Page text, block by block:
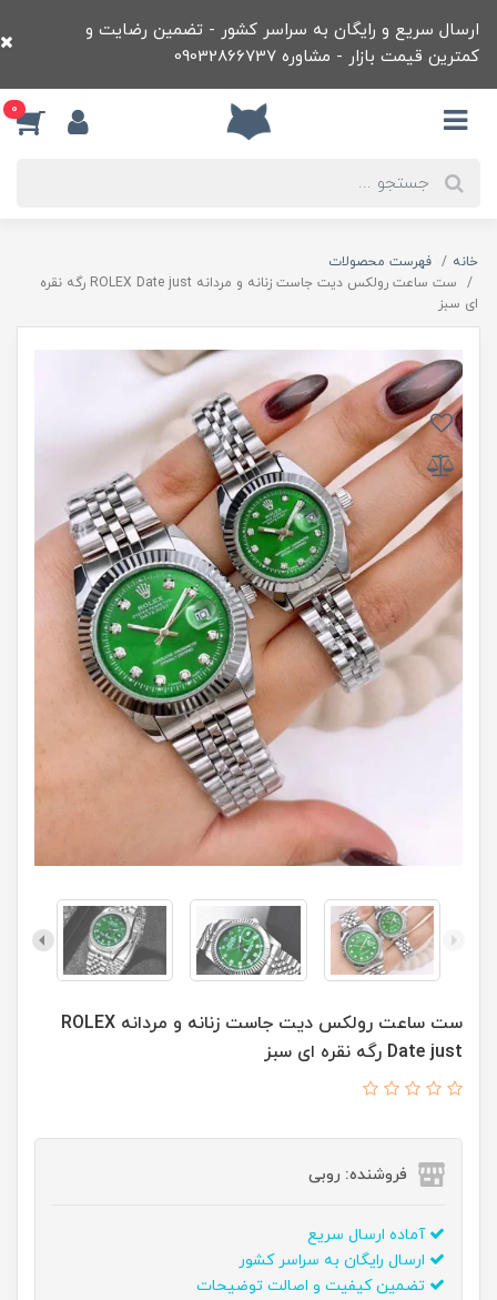
ارسال سریع و رایگان به سراسر کشور - تضمین رضایت و
کمترین قیمت بازار - مشاوره 09032866737
0
خانه
فهرست محصولات
ست ساعت رولکس ديت جاست زنانه و مردانه ROLEX Date just رگه نقره
ای سبز
ست ساعت رولکس ديت جاست زنانه و مردانه ROLEX
Date just رگه نقره ای سبز
فروشنده: روبی
آماده ارسال سریع
ارسال رایگان به سراسر کشور
تضمین کیفیت و اصالت توضیحات